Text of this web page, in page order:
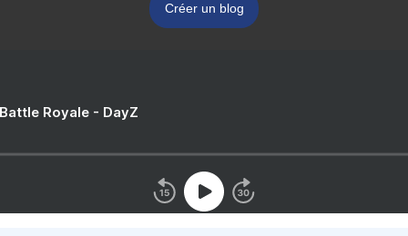
Créer un blog
Royale - DayZ